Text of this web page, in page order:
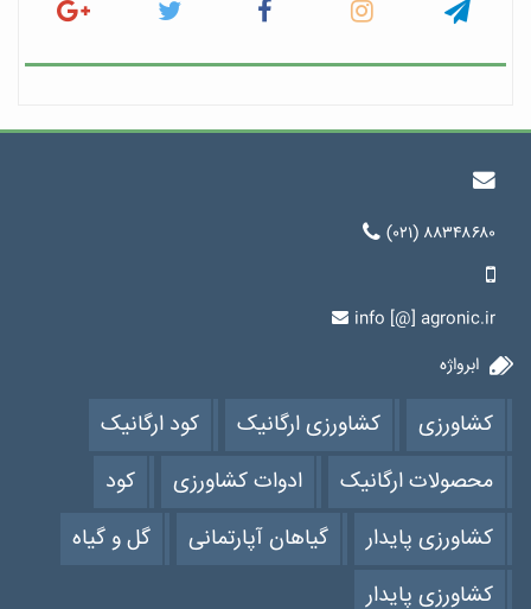
(۰۲۱) ۸۸۳۴۸۶۸۰
info [@] agronic.ir
ابرواژه
کشاورزی کشاورزی ارگانیک
کود ارگانیک
محصولات ارگانیک
ادوات کشاورزی
کود
کشاورزی پایدار
گیاهان آپارتمانی
گل و گیاه
کشاورزی پایدار